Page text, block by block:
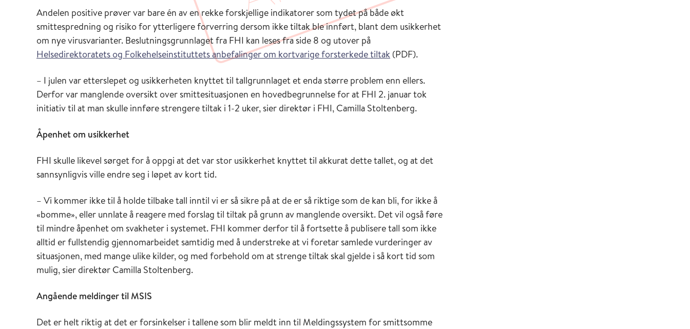
Andelen positive prøver var bare én av en rekke forskjellige indikatorer som tydet på både økt
smittespredning og risiko for ytterligere forverring dersom ikke tiltak ble innført, blant dem usikkerhet
om nye virusvarianter. Beslutningsgrunnlaget fra FHI kan leses fra side 8 og utover på
Helsedirektoratets og Folkehelseinstituttets anbefalinger om kortvarige forsterkede tiltak (PDF).
– I julen var etterslepet og usikkerheten knyttet til tallgrunnlaget et enda større problem enn ellers.
Derfor var manglende oversikt over smittesituasjonen en hovedbegrunnelse for at FHI 2. januar tok
initiativ til at man skulle innføre strengere tiltak i 1-2 uker, sier direktør i FHI, Camilla Stoltenberg.
Åpenhet om usikkerhet
FHI skulle likevel sørget for å oppgi at det var stor usikkerhet knyttet til akkurat dette tallet, og at det
sannsynligvis ville endre seg i løpet av kort tid.
– Vi kommer ikke til å holde tilbake tall inntil vi er så sikre på at de er så riktige som de kan bli, for ikke å
«bomme», eller unnlate å reagere med forslag til tiltak på grunn av manglende oversikt. Det vil også føre
til mindre åpenhet om svakheter i systemet. FHI kommer derfor til å fortsette å publisere tall som ikke
alltid er fullstendig gjennomarbeidet samtidig med å understreke at vi foretar samlede vurderinger av
situasjonen, med mange ulike kilder, og med forbehold om at strenge tiltak skal gjelde i så kort tid som
mulig, sier direktør Camilla Stoltenberg.
Angående meldinger til MSIS
Det er helt riktig at det er forsinkelser i tallene som blir meldt inn til Meldingssystem for smittsomme